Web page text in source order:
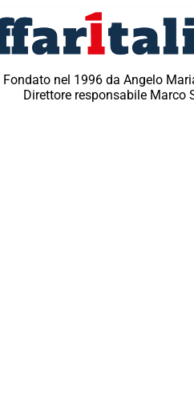
Fondato nel 1996 da Angelo
Direttore responsabile Marco